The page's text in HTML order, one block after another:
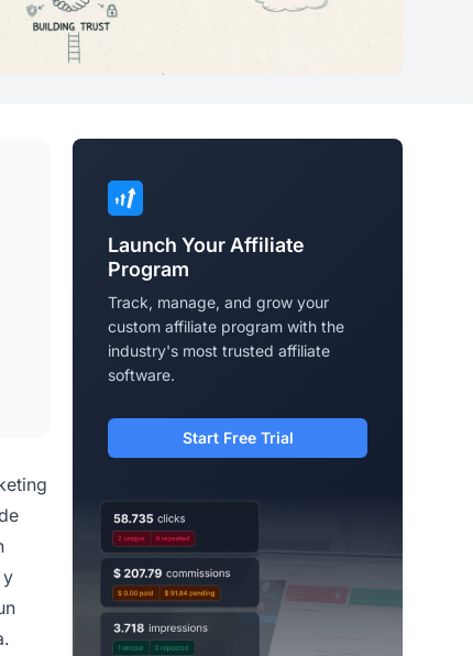
y
Launch Your Affiliate
Program
Track, manage, and grow your
custom affiliate program with the
industry's most trusted affiliate
software.
Start Free Trial